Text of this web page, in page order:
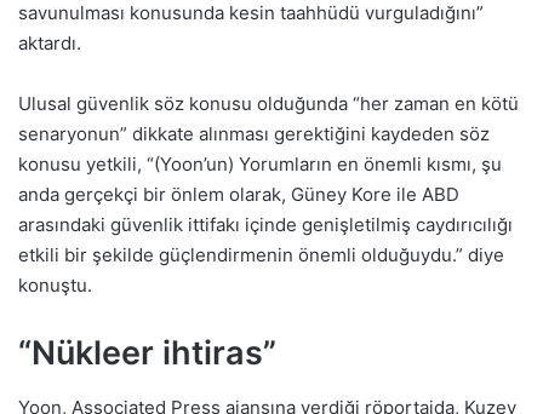
savunulması konusunda kesin taahhüdü vurguladığını”
aktardı.
Ulusal güvenlik söz konusu olduğunda “her zaman en kötü
senaryonun” dikkate alınması gerektiğini kaydeden söz
konusu yetkili, “(Yoon’un) Yorumların en önemli kısmı, şu
anda gerçekçi bir önlem olarak, Güney Kore ile ABD
arasındaki güvenlik ittifakı içinde genişletilmiş caydırıcılığı
etkili bir şekilde güçlendirmenin önemli olduğuydu.” diye
konuştu.
“Nükleer ihtiras”
Yoon, Associated Press ajansına verdiği röportajda, Kuzey